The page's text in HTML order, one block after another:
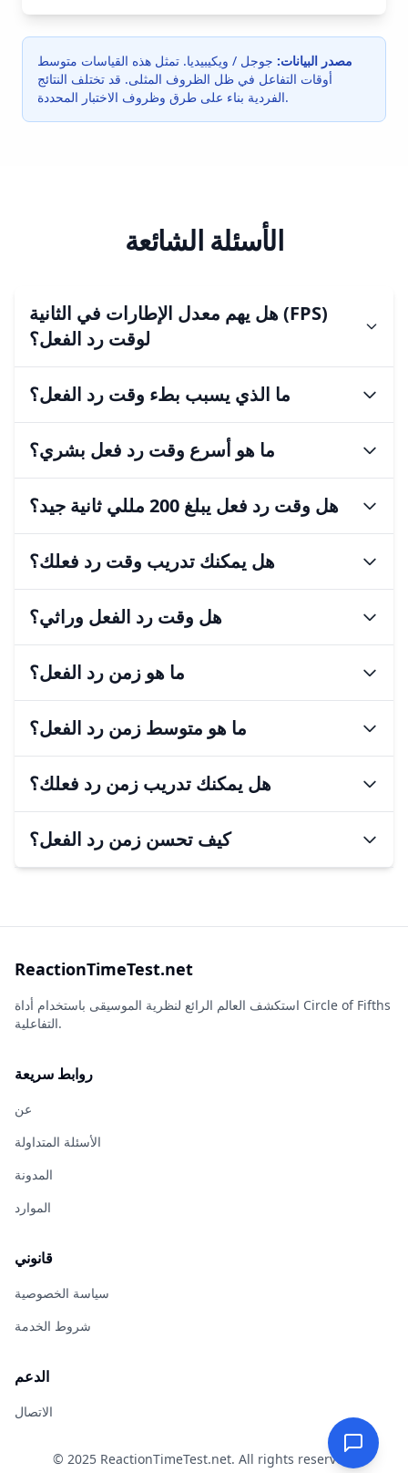
مصدر البيانات: جوجل / ويكيبيديا. تمثل هذه القياسات متوسط
أوقات التفاعل في ظل الظروف المثلى. قد تختلف النتائج
الفردية بناء على طرق وظروف الاختبار المحددة.
الأسئلة الشائعة
هل يهم معدل الإطارات في الثانية (FPS)
لوقت رد الفعل؟
ما الذي يسبب بطء وقت رد الفعل؟
ما الذي يسبب بطء وقت رد الفعل؟
ما هو أسرع وقت رد فعل بشري؟
ما هو أسرع وقت رد فعل بشري؟
هل وقت رد فعل يبلغ 200 مللي ثانية جيد؟
هل وقت رد فعل يبلغ 200 مللي ثانية جيد؟
هل يمكنك تدريب وقت رد فعلك؟
هل يمكنك تدريب وقت رد فعلك؟
هل وقت رد الفعل وراثي؟
هل وقت رد الفعل وراثي؟
ما هو زمن رد الفعل؟
ما هو زمن رد الفعل؟
ما هو متوسط زمن رد الفعل؟
ما هو متوسط زمن رد الفعل؟
هل يمكنك تدريب زمن رد فعلك؟
هل يمكنك تدريب زمن رد فعلك؟
كيف تحسن زمن رد الفعل؟
ReactionTimeTest.net
استكشف العالم الرائع لنظرية الموسيقى باستخدام أداة Circle of Fifths
التفاعلية.
روابط سريعة
عن
الأسئلة المتداولة
المدونة
الموارد
قانوني
سياسة الخصوصية
شروط الخدمة
الدعم
الاتصال
© 2025 ReactionTimeTest.net. All rights reserved.